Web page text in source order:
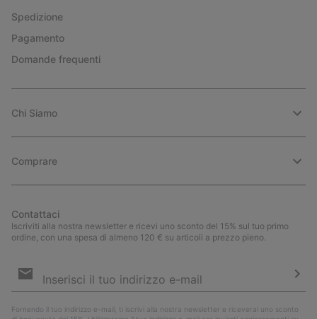
Spedizione
Pagamento
Domande frequenti
Chi Siamo
Comprare
Contattaci
Iscriviti alla nostra newsletter e ricevi uno sconto del 15% sul tuo primo
ordine, con una spesa di almeno 120 € su articoli a prezzo pieno.
e-
Fornendo il tuo indirizzo e-mail, ti iscrivi alla nostra newsletter e riceverai uno sconto